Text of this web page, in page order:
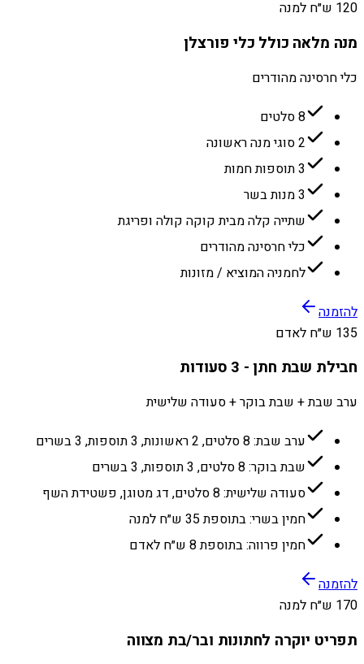
120 ש״ח למנה
מנה מלאה כולל כלי פורצלן
כלי חרסינה מהודרים
8 סלטים
2 סוגי מנה ראשונה
3 תוספות חמות
3 מנות בשר
שתייה קלה מבית קוקה קולה ופריגת
כלי חרסינה מהודרים
לחמניה המוציא / מזונות
להזמנה
135 ש״ח לאדם
חבילת שבת חתן - 3 סעודות
ערב שבת + שבת בוקר + סעודה שלישית
ערב שבת: 8 סלטים, 2 ראשונות, 3 תוספות, 3 בשרים
שבת בוקר: 8 סלטים, 3 תוספות, 3 בשרים
סעודה שלישית: 8 סלטים, דג מטוגן, פשטידת השף
חמין בשרי: בתוספת 35 ש״ח למנה
חמין פרווה: בתוספת 8 ש״ח לאדם
להזמנה
170 ש״ח למנה
תפריט יוקרה לחתונות ובר/בת מצווה